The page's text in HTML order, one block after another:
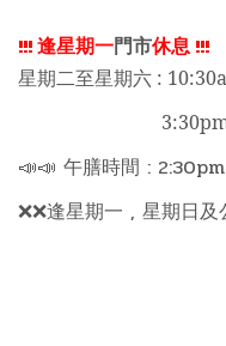
!!!逢星期一門市休息 !!!
星期二至星期六 :
3:30pm ~
📣📣 午膳時間 :
❌❌逢星期一 , 星期日及